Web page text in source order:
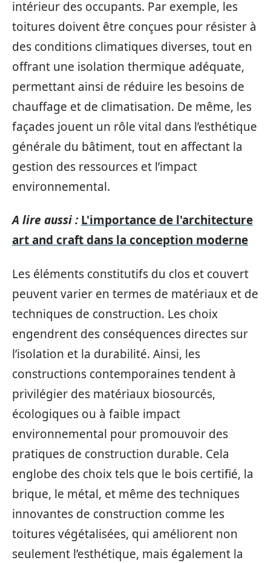
intérieur des occupants. Par exemple, les
toitures doivent être conçues pour résister à
des conditions climatiques diverses, tout en
offrant une isolation thermique adéquate,
permettant ainsi de réduire les besoins de
chauffage et de climatisation. De même, les
façades jouent un rôle vital dans l’esthétique
générale du bâtiment, tout en affectant la
gestion des ressources et l’impact
environnemental.
A lire aussi : L'importance de l'architecture
art and craft dans la conception moderne
Les éléments constitutifs du clos et couvert
peuvent varier en termes de matériaux et de
techniques de construction. Les choix
engendrent des conséquences directes sur
l’isolation et la durabilité. Ainsi, les
constructions contemporaines tendent à
privilégier des matériaux biosourcés,
écologiques ou à faible impact
environnemental pour promouvoir des
pratiques de construction durable. Cela
englobe des choix tels que le bois certifié, la
brique, le métal, et même des techniques
innovantes de construction comme les
toitures végétalisées, qui améliorent non
seulement l’esthétique, mais également la